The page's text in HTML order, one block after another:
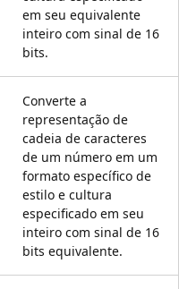
em seu equivalente
inteiro com sinal de 16
bits.
Converte a
representação de
cadeia de caracteres
de um número em um
formato específico de
estilo e cultura
especificado em seu
inteiro com sinal de 16
bits equivalente.